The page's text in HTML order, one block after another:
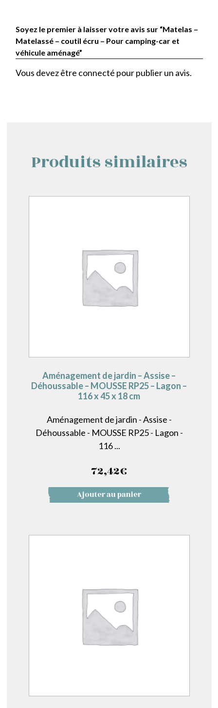
Soyez le premier à laisser votre avis sur “Matelas –
Matelassé – coutil écru – Pour camping-car et
véhicule aménagé”
Vous devez être connecté pour publier un avis.
Produits similaires
Aménagement de jardin – Assise –
Déhoussable – MOUSSE RP25 – Lagon –
116 x 45 x 18 cm
Aménagement de jardin - Assise -
Déhoussable - MOUSSE RP25 - Lagon -
116 ...
72,42€
Ajouter au panier